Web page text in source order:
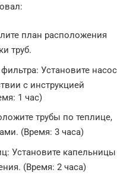
план расположения
труб.
Установите насос
с инструкцией
1 час)
трубы по теплице,
(Время: 3 часа)
Установите капельницы
(Время: 2 часа)